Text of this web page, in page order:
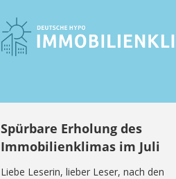
Spürbare Erholung des
Immobilienklimas im Juli
Liebe Leserin, lieber Leser, nach den